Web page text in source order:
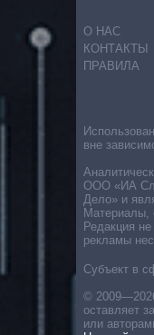
О НАС
КОНТАКТЫ
ПРАВИЛА
Субъект в
©
оставляет
или
вне
ООО «ИА
Дело» и
Материалы,
Редакция
рекламы